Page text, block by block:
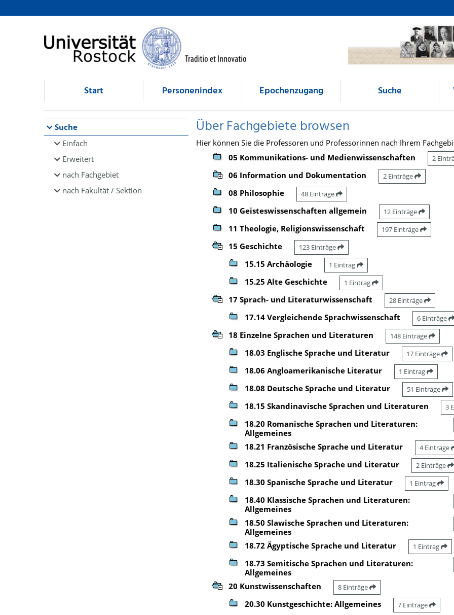
Browsen
direkt zum Inhalt
Start Personenindex Epochenzugang Suche
Suche
Einfach
Erweitert
nach Fachgebiet
nach Fakultät / Sektion
Über Fachgebiete browsen
Hier können Sie die Professoren und Professorinnen nach Ihrem
05 Kommunikations- und Medienwissenschaften
2
06 Information und Dokumentation 2 Einträge
08 Philosophie 48 Einträge
10 Geisteswissenschaften allgemein 12 Einträge
11 Theologie, Religionswissenschaft 197 Einträge
15 Geschichte 123 Einträge
15.15 Archäologie 1 Eintrag
15.25 Alte Geschichte 1 Eintrag
17 Sprach- und Literaturwissenschaft 28 Einträge
17.14 Vergleichende Sprachwissenschaft 6 Einträge
18 Einzelne Sprachen und Literaturen 148 Einträge
18.03 Englische Sprache und Literatur 17 Einträge
18.06 Angloamerikanische Literatur 1 Eintrag
18.08 Deutsche Sprache und Literatur 51 Einträge
18.15 Skandinavische Sprachen und Literaturen 3
18.20 Romanische Sprachen und Literaturen:
Allgemeines
18.21 Französische Sprache und Literatur 4 Einträge
18.25 Italienische Sprache und Literatur 2 Einträge
18.30 Spanische Sprache und Literatur 1 Eintrag
18.40 Klassische Sprachen und Literaturen:
Allgemeines
18.50 Slawische Sprachen und Literaturen:
Allgemeines
18.72 Ägyptische Sprache und Literatur 1 Eintrag
18.73 Semitische Sprachen und Literaturen:
Allgemeines
20 Kunstwissenschaften 8 Einträge
20.30 Kunstgeschichte: Allgemeines 7 Einträge